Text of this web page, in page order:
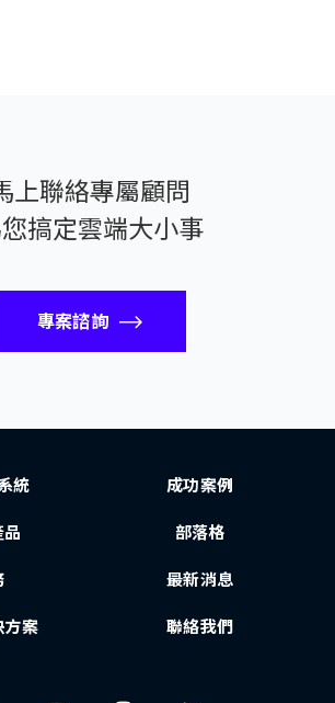
上聯絡專屬顧問
搞定雲端大小事
專案諮詢
統
方案
成功案例
部落格
最新消息
聯絡我們